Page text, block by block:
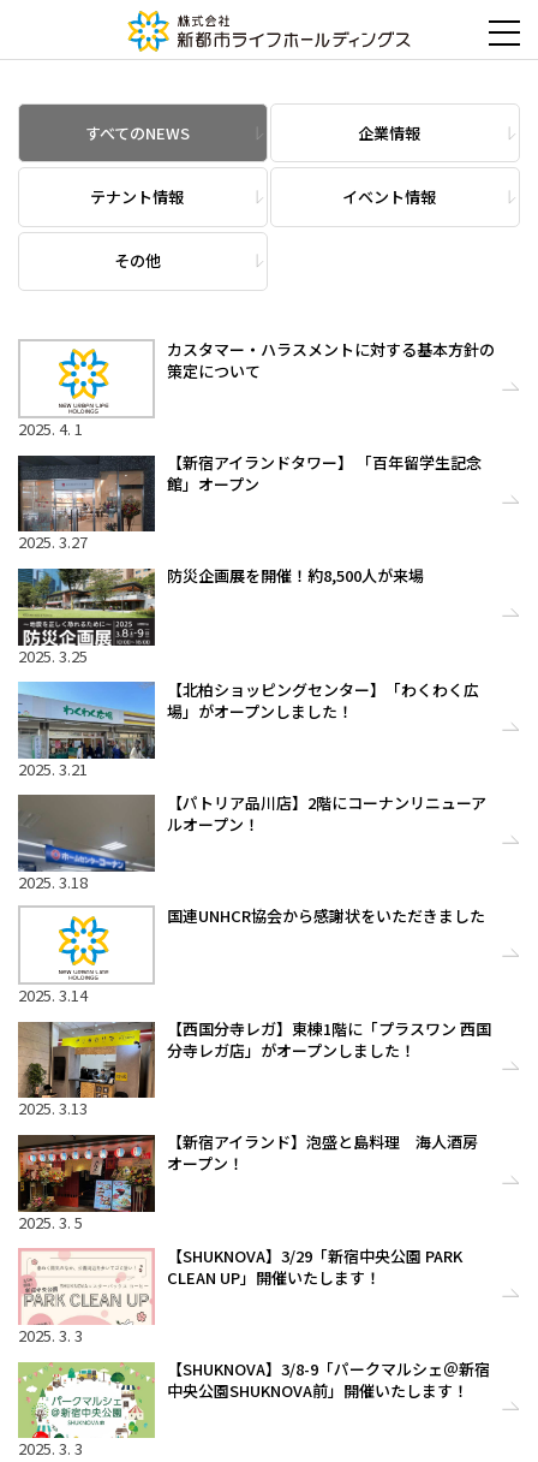
すべてのNEWS 企業情報
テナント情報 イベント情報
その他
カスタマー・ハラスメントに対する基本方針の
策定について
2025. 4. 1
【新宿アイランドタワー】 「百年留学生記念
館」オープン
2025. 3.27
防災企画展を開催！約8,500人が来場
2025. 3.25
【北柏ショッピングセンター】「わくわく広
場」がオープンしました！
2025. 3.21
【パトリア品川店】2階にコーナンリニューア
ルオープン！
2025. 3.18
国連UNHCR協会から感謝状をいただきました
2025. 3.14
【西国分寺レガ】東棟1階に「プラスワン 西国
分寺レガ店」がオープンしました！
2025. 3.13
【新宿アイランド】泡盛と島料理 海人酒房
オープン！
2025. 3. 5
【SHUKNOVA】3/29「新宿中央公園 PARK
CLEAN UP」開催いたします！
2025. 3. 3
【SHUKNOVA】3/8-9「パークマルシェ＠新宿
中央公園SHUKNOVA前」開催いたします！
2025. 3. 3